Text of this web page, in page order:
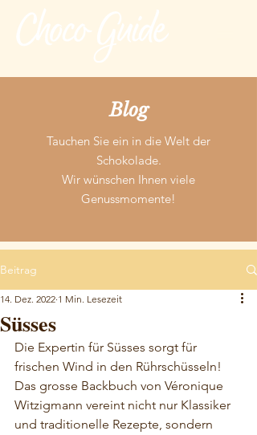
Blog
Tauchen Sie ein in die Welt der
Schokolade.
Wir wünschen Ihnen viele
Genussmomente!
Beitrag
Süsses
14. Dez. 2022 1 Min. Lesezeit
Die Expertin für Süsses sorgt für
frischen Wind in den Rührschüsseln!
Das grosse Backbuch von Véronique
Witzigmann vereint nicht nur Klassiker
und traditionelle Rezepte, sondern